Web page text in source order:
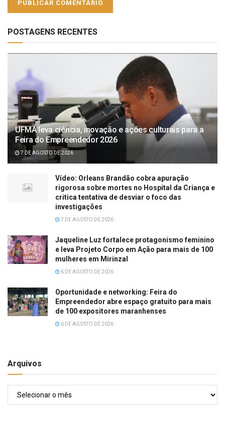
POSTAGENS RECENTES
UFMA leva ciência, inovação e ações culturais para a
Feira do Empreendedor 2026
7 DE AGOSTO DE 2026
Vídeo: Orleans Brandão cobra apuração
rigorosa sobre mortes no Hospital da Criança e
critica tentativa de desviar o foco das
investigações
7 DE AGOSTO DE 2026
Jaqueline Luz fortalece protagonismo feminino
e leva Projeto Corpo em Ação para mais de 100
mulheres em Mirinzal
6 DE AGOSTO DE 2026
Oportunidade e networking: Feira do
Empreendedor abre espaço gratuito para mais
de 100 expositores maranhenses
6 DE AGOSTO DE 2026
Arquivos